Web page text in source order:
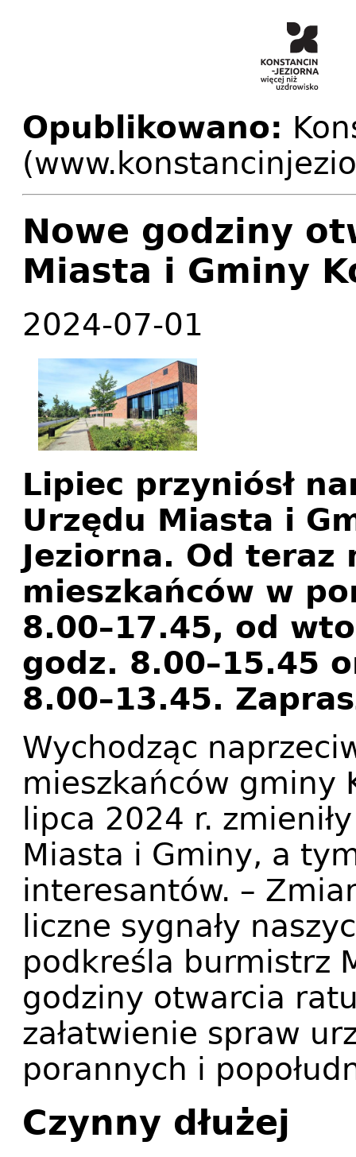
Opublikowano:
Nowe godziny
Miasta i Gminy
2024-07-01
Lipiec przyniósł
Urzędu Miasta i
Jeziorna. Od
mieszkańców w
8.00–17.45, od
godz. 8.00–15.45
8.00–13.45.
Wychodząc
mieszkańców gminy
lipca 2024 r.
Miasta i Gminy, a
interesantów. –
liczne sygnały
podkreśla burmistrz
godziny otwarcia
załatwienie spraw
porannych i
Czynny dłużej